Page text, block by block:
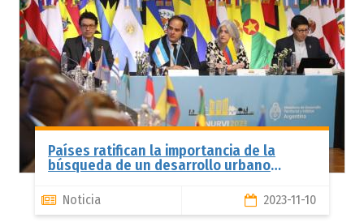
Países ratifican la importancia de la
búsqueda de un desarrollo urbano
Asamblea General de MINURVI
Noticia 2023-11-10